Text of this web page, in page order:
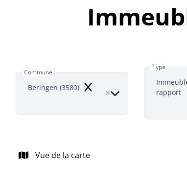
Commune
Beringen (3580) Remove
Type
rapport
Vue de la carte